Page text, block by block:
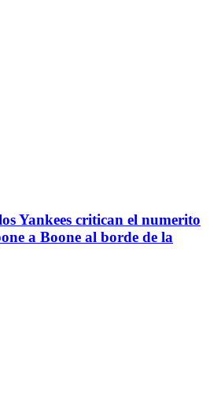
Yankees critican el numerito
a Boone al borde de la